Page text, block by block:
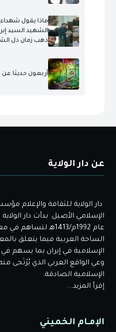
ماذا يقول
الشهيد السيد
ذهب زمان ذل
أربعون حديثا عن
عن دار الولاية
دار الولاية للثقافة والإعلام
الإسلامي الأصيل. بدأت دار
عام 1992م/1413هـ
الساحة العربية فيما يتعلق
الإسلامية في إيران بما يسهم في
وعي الواقع العربي الذي يُرْتَجى
الإسلامية الصادقة.
إقرأ المزيد...
الإمـام الخميني